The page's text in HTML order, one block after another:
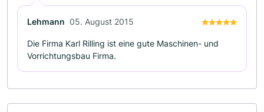
Lehmann 05. August 2015
Die Firma Karl Rilling ist eine gute Maschinen- und
Vorrichtungsbau Firma.